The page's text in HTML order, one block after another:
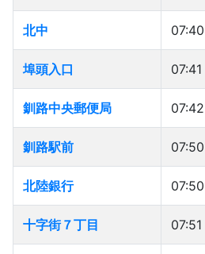
北中 07:40
埠頭入口 07:41
釧路中央郵便局 07:42
釧路駅前 07:50
北陸銀行 07:50
十字街７丁目 07:51
北中
埠頭入口
釧路中央郵便局
釧路駅前
北陸銀行
十字街７丁目